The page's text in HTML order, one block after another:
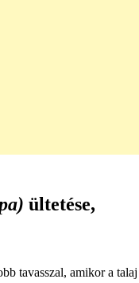
ültetése,
tavasszal, amikor a talaj